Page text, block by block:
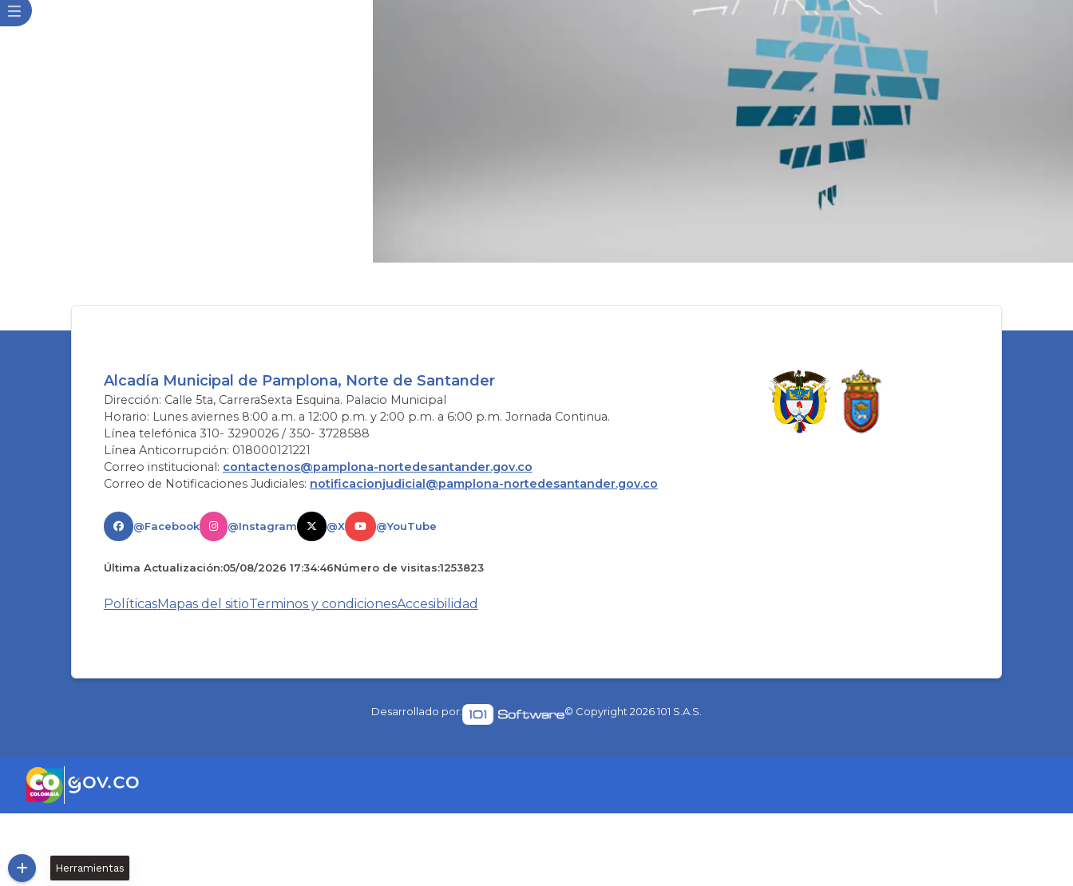
Alcadía Municipal de Pamplona, Norte de Santander
Dirección: Calle 5ta, CarreraSexta Esquina. Palacio Municipal
Horario: Lunes aviernes 8:00 a.m. a 12:00 p.m. y 2:00 p.m. a 6:00 p.m. Jornada Continua.
Línea telefónica 310- 3290026 / 350- 3728588
Línea Anticorrupción: 018000121221
Correo institucional: contactenos@pamplona-nortedesantander.gov.co
Correo de Notificaciones Judiciales: notificacionjudicial@pamplona-nortedesantander.gov.co
@Facebook @Instagram @X @YouTube
Última Actualización:05/08/2026 17:34:46Número de visitas:1253823
PolíticasMapas del sitioTerminos y condicionesAccesibilidad
Desarrollado por: © Copyright 2026101 S.A.S.
Herramientas